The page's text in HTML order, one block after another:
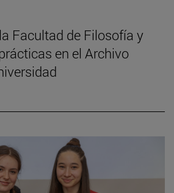
Facultad de Filosofía y
en el Archivo